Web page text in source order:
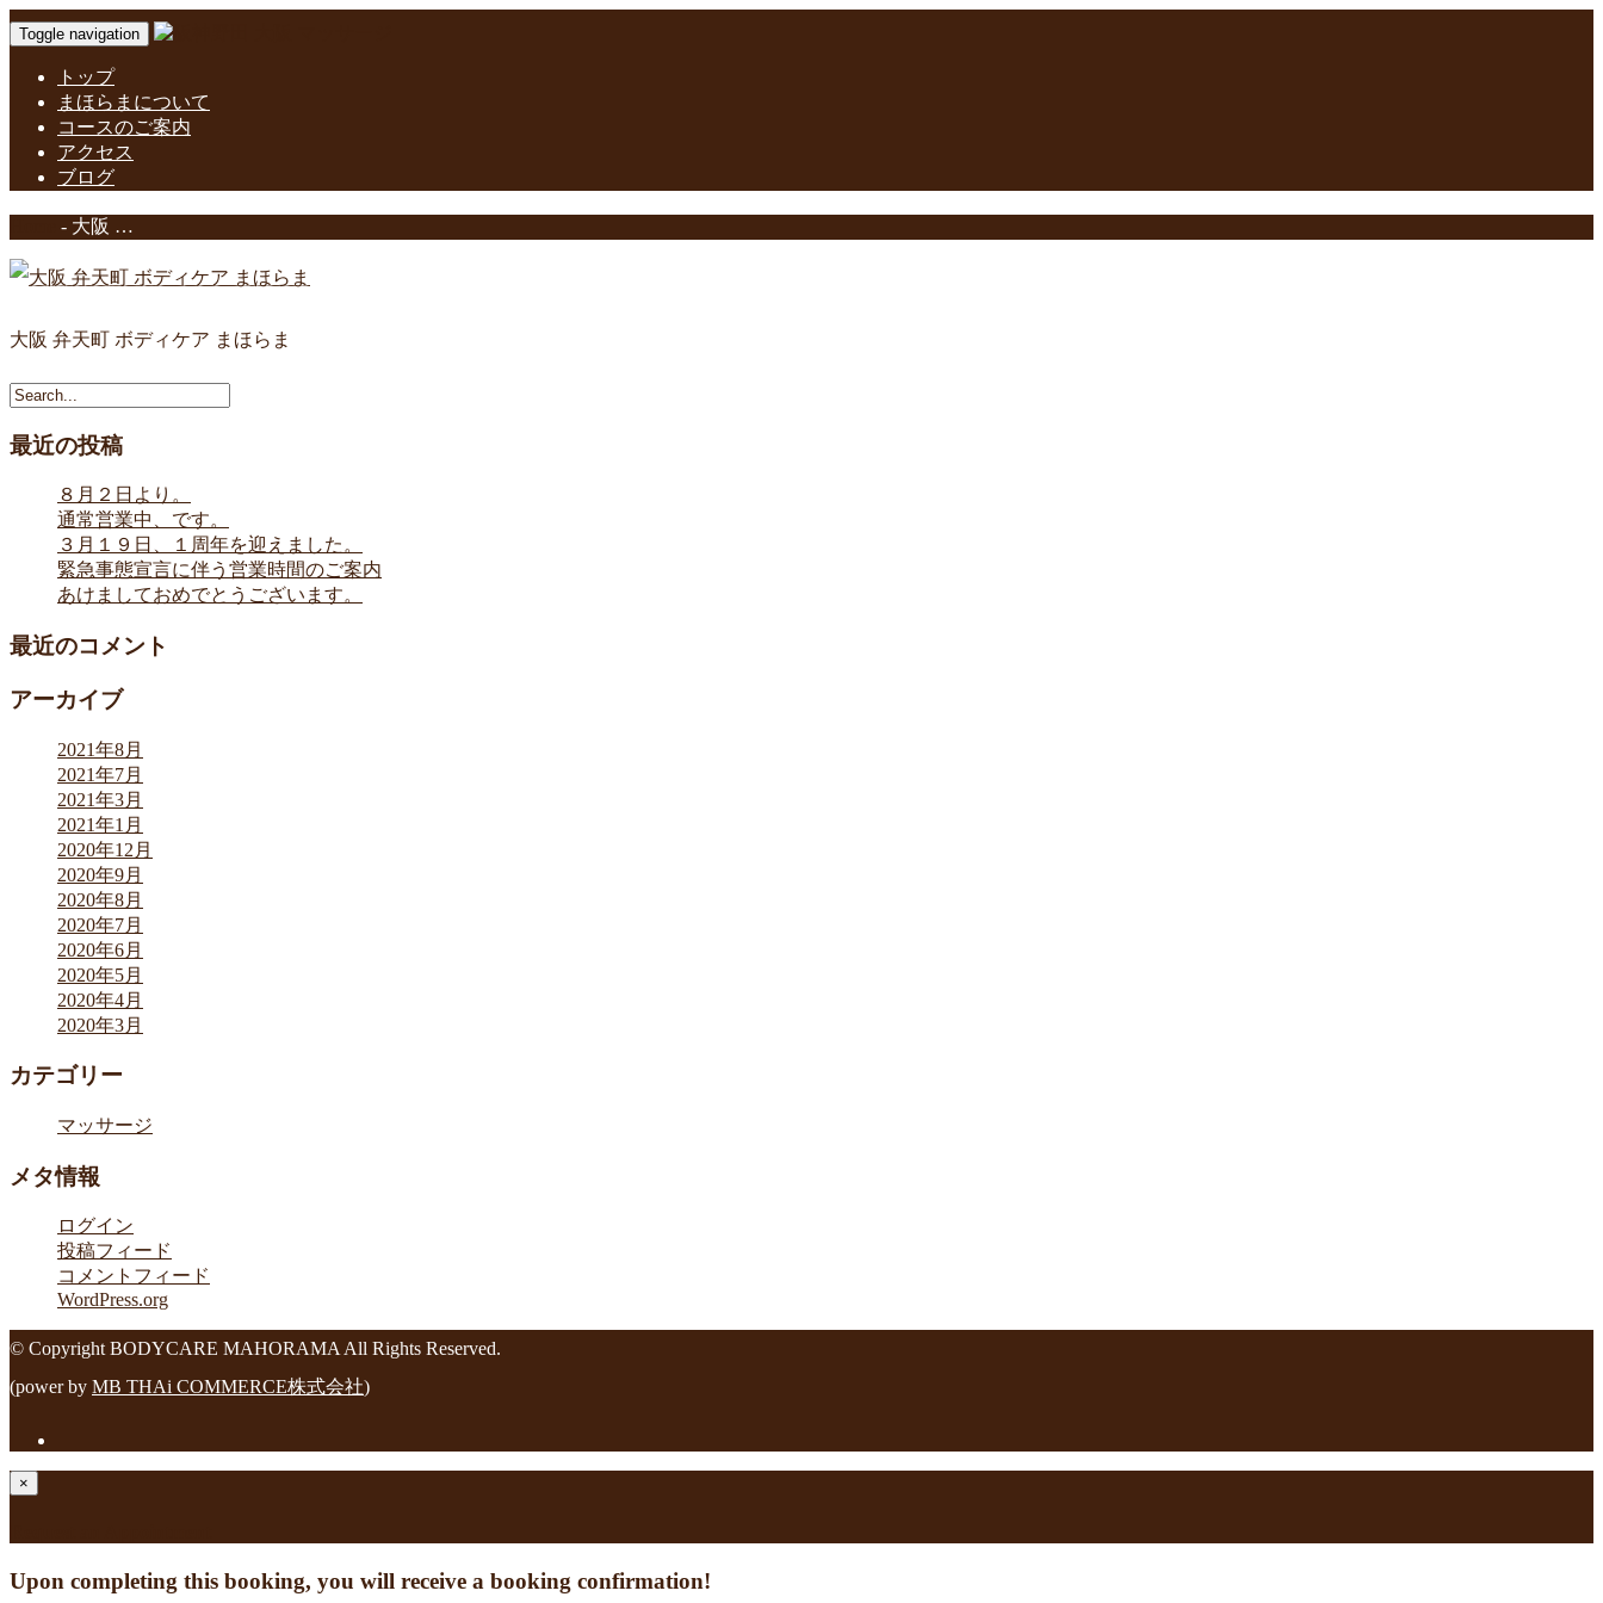
Toggle navigation
トップ
まほらまについて
コースのご案内
アクセス
ブログ
- 大阪 …
大阪 弁天町 ボディケア まほらま
最近の投稿
８月２日より。
通常営業中、です。
３月１９日、１周年を迎えました。
緊急事態宣言に伴う営業時間のご案内
あけましておめでとうございます。
最近のコメント
アーカイブ
2021年8月
2021年7月
2021年3月
2021年1月
2020年12月
2020年9月
2020年8月
2020年7月
2020年6月
2020年5月
2020年4月
2020年3月
カテゴリー
マッサージ
メタ情報
ログイン
投稿フィード
コメントフィード
WordPress.org
© Copyright BODYCARE MAHORAMA All Rights Reserved.
(power by MB THAi COMMERCE株式会社)
×
Upon completing this booking, you will receive a booking confirmation!